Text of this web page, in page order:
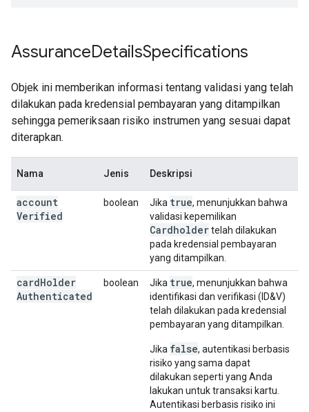
AssuranceDetailsSpecifications
Objek ini memberikan informasi tentang validasi yang telah
dilakukan pada kredensial pembayaran yang ditampilkan
sehingga pemeriksaan risiko instrumen yang sesuai dapat
diterapkan.
Nama Jenis Deskripsi
account
Verified
boolean Jika true, menunjukkan bahwa
validasi kepemilikan
Cardholdertelah dilakukan
pada kredensial pembayaran
yang ditampilkan.
cardHolder
Authenticated
boolean Jika true, menunjukkan bahwa
identifikasi dan verifikasi (ID&V)
telah dilakukan pada kredensial
pembayaran yang ditampilkan.
Jika false, autentikasi berbasis
risiko yang sama dapat
dilakukan seperti yang Anda
lakukan untuk transaksi kartu.
Autentikasi berbasis risiko ini